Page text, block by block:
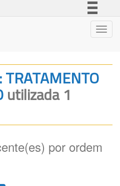
Legislação
Canais
utilizada 1
por ordem